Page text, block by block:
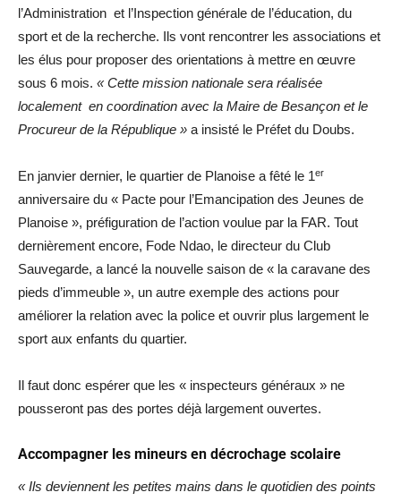
l’Administration et l’Inspection générale de l’éducation, du
sport et de la recherche. Ils vont rencontrer les associations et
les élus pour proposer des orientations à mettre en œuvre
sous 6 mois. « Cette mission nationale sera réalisée
localement en coordination avec la Maire de Besançon et le
Procureur de la République » a insisté le Préfet du Doubs.
En janvier dernier, le quartier de Planoise a fêté le 1er
anniversaire du « Pacte pour l’Emancipation des Jeunes de
Planoise », préfiguration de l’action voulue par la FAR. Tout
dernièrement encore, Fode Ndao, le directeur du Club
Sauvegarde, a lancé la nouvelle saison de « la caravane des
pieds d’immeuble », un autre exemple des actions pour
améliorer la relation avec la police et ouvrir plus largement le
sport aux enfants du quartier.
Il faut donc espérer que les « inspecteurs généraux » ne
pousseront pas des portes déjà largement ouvertes.
Accompagner les mineurs en décrochage scolaire
« Ils deviennent les petites mains dans le quotidien des points